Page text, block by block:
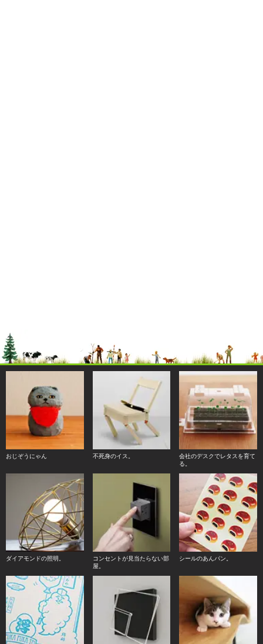
おじぞうにゃん 不死身のイス。
会社のデスクでレタスを育て
る。
ダイアモンドの照明。
コンセントが見当たらない部
屋。
シールのあんパン。